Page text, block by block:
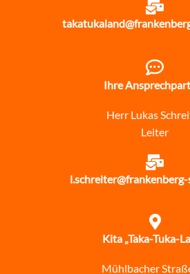
Ihre
Herr Lukas
Leiter
l.schreiter@frankenberg-
Kita „Taka-Tuka-
Mühlbacher